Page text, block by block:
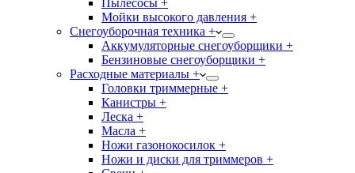
Пылесосы +
Мойки высокого давления +
Снегоуборочная техника +
Аккумуляторные снегоуборщики +
Бензиновые снегоуборщики +
Расходные материалы +
Головки триммерные +
Канистры +
Леска +
Масла +
Ножи газонокосилок +
Ножи и диски для триммеров +